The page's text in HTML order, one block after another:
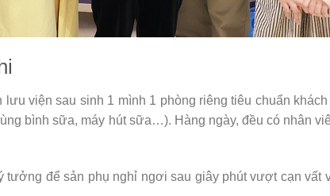
viện sau sinh 1 mình 1 phòng riêng tiêu chuẩn
bình sữa, máy hút sữa…). Hàng ngày, đều có nhân
để sản phụ nghỉ ngơi sau giây phút vượt cạn vất